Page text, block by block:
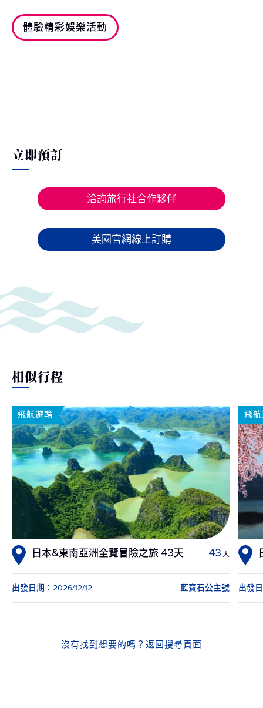
體驗精彩娛樂活動
立即預訂
洽詢旅行社合作夥伴
美國官網線上訂購
相似行程
飛航遊輪
日本&東南亞洲全覽冒險之旅 43天 43 天
出發日期：2026/12/12 藍寶石公主號
飛
出發
沒有找到想要的嗎？ 返回搜尋頁面